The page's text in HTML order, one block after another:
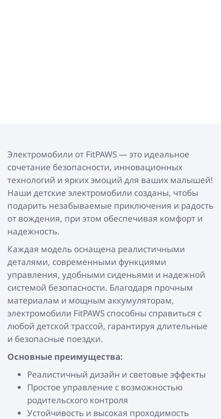
Электромобили от FitPAWS — это идеальное
сочетание безопасности, инновационных
технологий и ярких эмоций для ваших малышей!
Наши детские электромобили созданы, чтобы
подарить незабываемые приключения и радость
от вождения, при этом обеспечивая комфорт и
надежность.
Каждая модель оснащена реалистичными
деталями, современными функциями
управления, удобными сиденьями и надежной
системой безопасности. Благодаря прочным
материалам и мощным аккумуляторам,
электромобили FitPAWS способны справиться с
любой детской трассой, гарантируя длительные
и безопасные поездки.
Основные преимущества:
Реалистичный дизайн и световые эффекты
Простое управление с возможностью
родительского контроля
Устойчивость и высокая проходимость